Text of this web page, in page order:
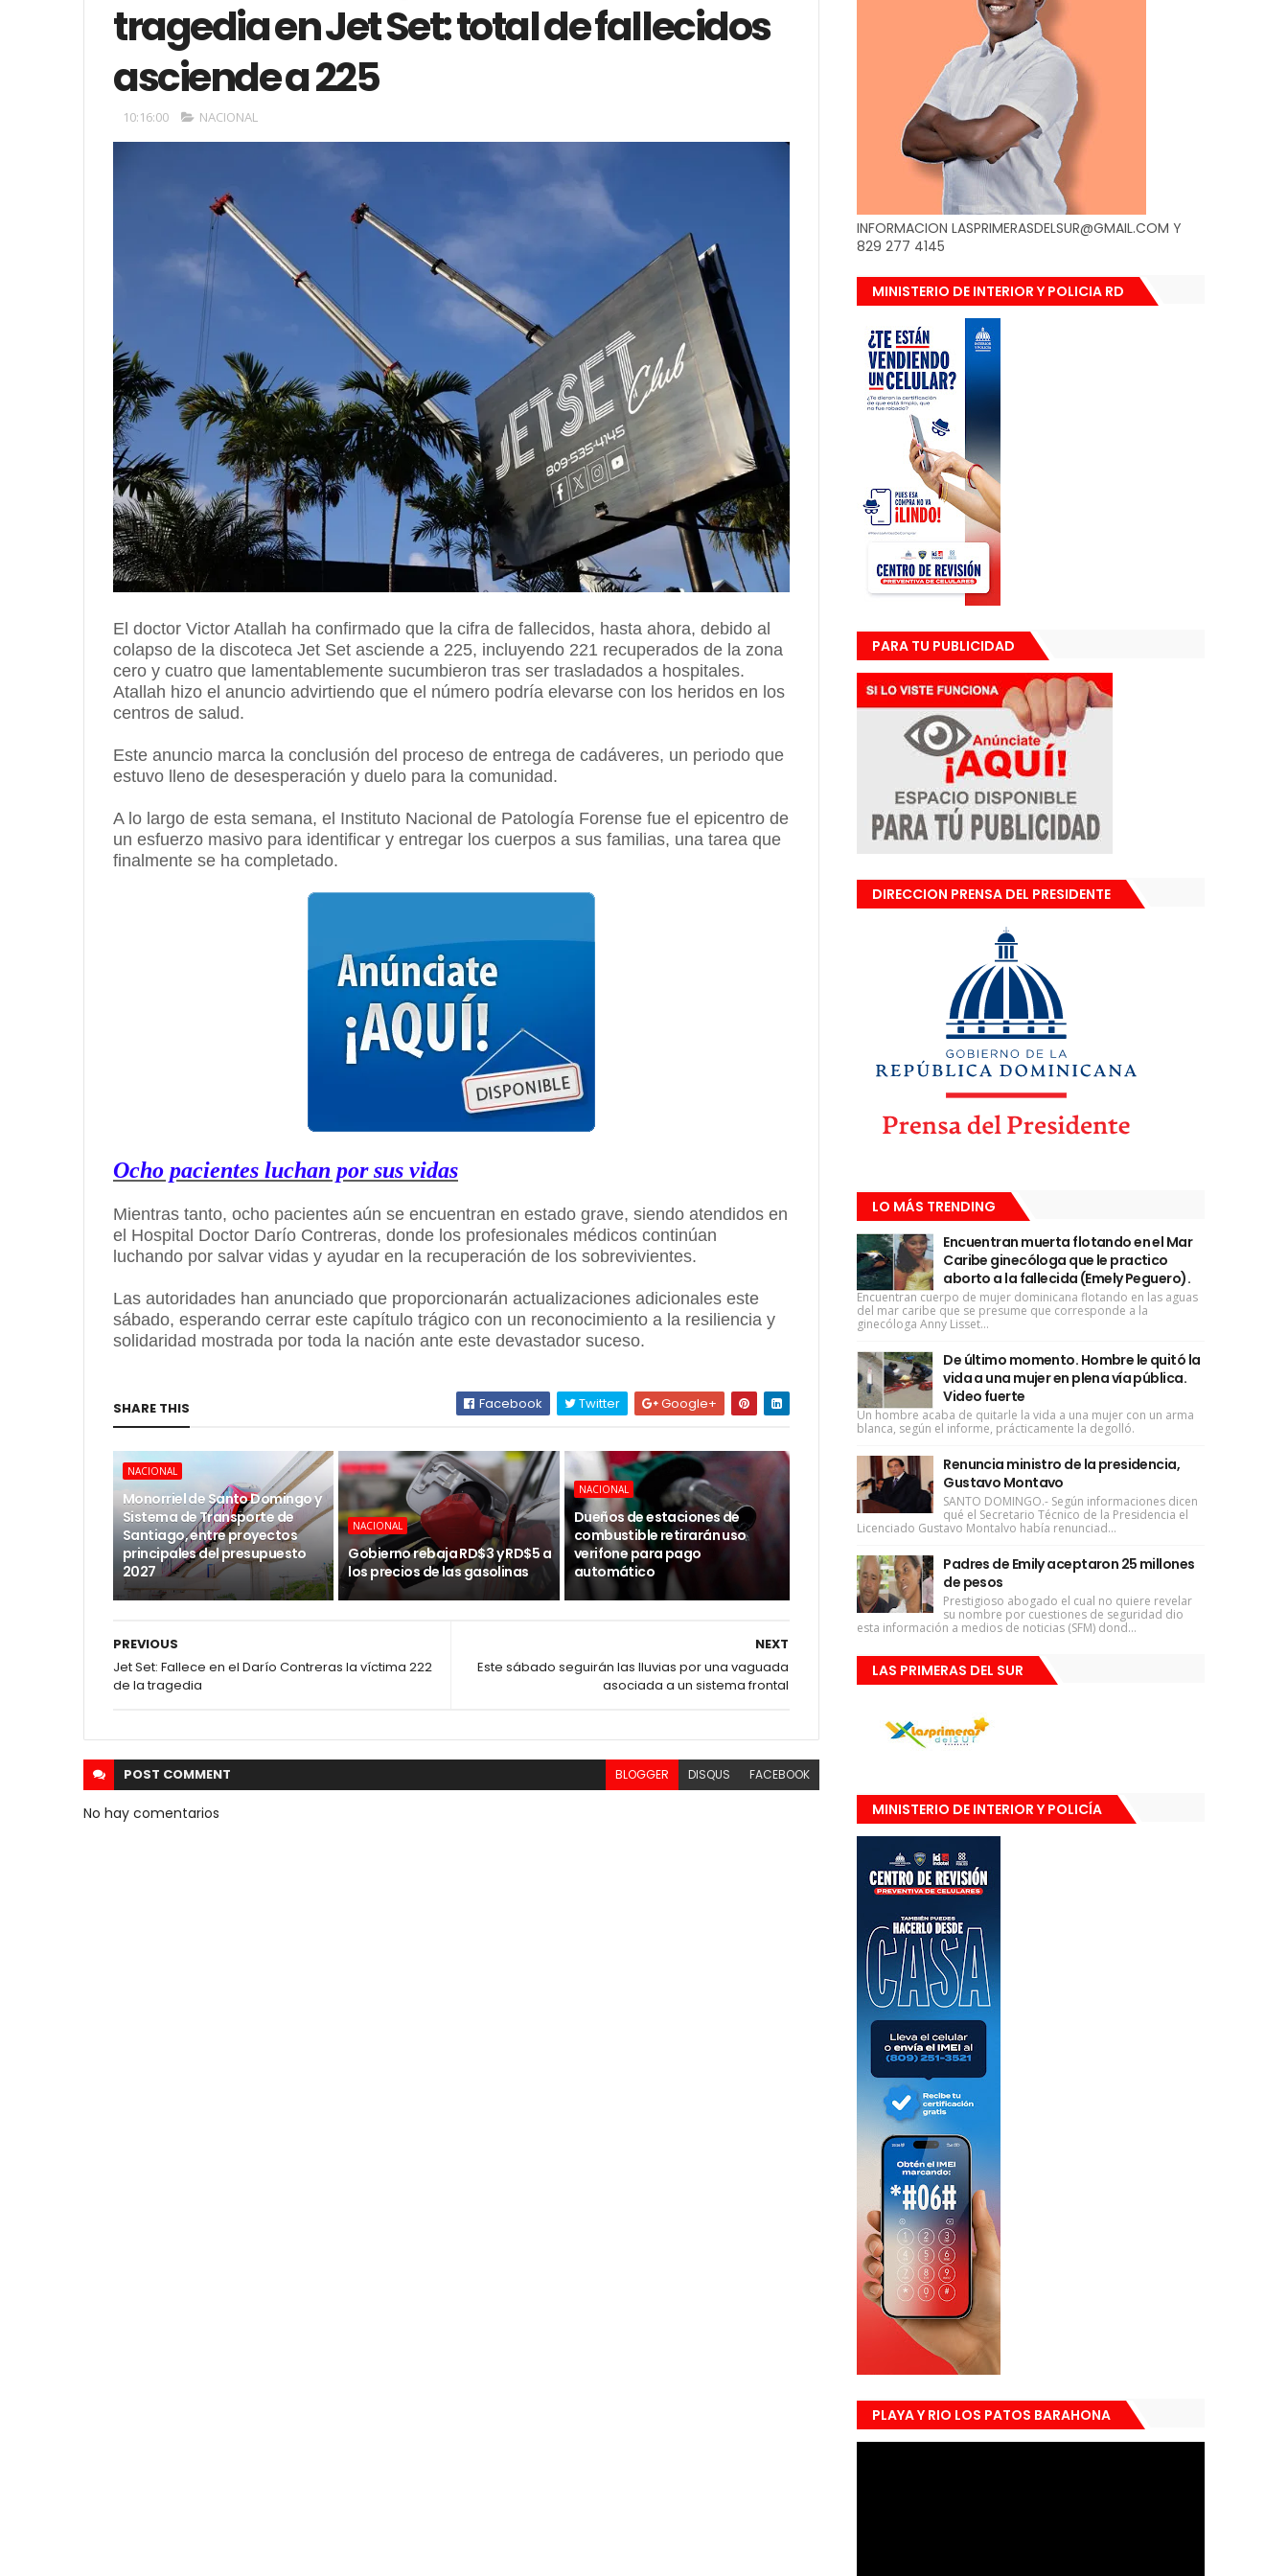
tragedia en Jet Set: total de fallecidos
asciende a 225
10:16:00 NACIONAL
El doctor Victor Atallah ha confirmado que la cifra de fallecidos, hasta ahora, debido al
colapso de la discoteca Jet Set asciende a 225, incluyendo 221 recuperados de la zona
cero y cuatro que lamentablemente sucumbieron tras ser trasladados a hospitales.
Atallah hizo el anuncio advirtiendo que el número podría elevarse con los heridos en los
centros de salud.
Este anuncio marca la conclusión del proceso de entrega de cadáveres, un periodo que
estuvo lleno de desesperación y duelo para la comunidad.
A lo largo de esta semana, el Instituto Nacional de Patología Forense fue el epicentro de
un esfuerzo masivo para identificar y entregar los cuerpos a sus familias, una tarea que
finalmente se ha completado.
Ocho pacientes luchan por sus vidas
Mientras tanto, ocho pacientes aún se encuentran en estado grave, siendo atendidos en
el Hospital Doctor Darío Contreras, donde los profesionales médicos continúan
luchando por salvar vidas y ayudar en la recuperación de los sobrevivientes.
Las autoridades han anunciado que proporcionarán actualizaciones adicionales este
sábado, esperando cerrar este capítulo trágico con un reconocimiento a la resiliencia y
solidaridad mostrada por toda la nación ante este devastador suceso.
SHARE THIS Facebook Twitter Google+
NACIONAL
Monorriel de Santo Domingo y
Sistema de Transporte de
Santiago, entre proyectos
principales del presupuesto
2027
NACIONAL
Gobierno rebaja RD$3 y RD$5 a
los precios de las gasolinas
NACIONAL
Dueños de estaciones de
combustible retirarán uso
verifone para pago
automático
NEXT
Este sábado seguirán las lluvias por una vaguada
asociada a un sistema frontal
PREVIOUS
Jet Set: Fallece en el Darío Contreras la víctima 222
de la tragedia
POST COMMENT BLOGGER DISQUS FACEBOOK
No hay comentarios
INFORMACION LASPRIMERASDELSUR@GMAIL.COM Y
829 277 4145
MINISTERIO DE INTERIOR Y POLICIA RD
PARA TU PUBLICIDAD
DIRECCION PRENSA DEL PRESIDENTE
LO MÁS TRENDING
Encuentran muerta flotando en el Mar
Caribe ginecóloga que le practico
aborto a la fallecida (Emely Peguero).
Encuentran cuerpo de mujer dominicana flotando en las aguas
del mar caribe que se presume que corresponde a la
ginecóloga Anny Lisset...
De último momento. Hombre le quitó la
vida a una mujer en plena vía pública.
Video fuerte
Un hombre acaba de quitarle la vida a una mujer con un arma
blanca, según el informe, prácticamente la degolló.
Renuncia ministro de la presidencia,
Gustavo Montavo
SANTO DOMINGO.- Según informaciones dicen
qué el Secretario Técnico de la Presidencia el
Licenciado Gustavo Montalvo había renunciad...
Padres de Emily aceptaron 25 millones
de pesos
Prestigioso abogado el cual no quiere revelar
su nombre por cuestiones de seguridad dio
esta información a medios de noticias (SFM) dond...
LAS PRIMERAS DEL SUR
MINISTERIO DE INTERIOR Y POLICÍA
PLAYA Y RIO LOS PATOS BARAHONA